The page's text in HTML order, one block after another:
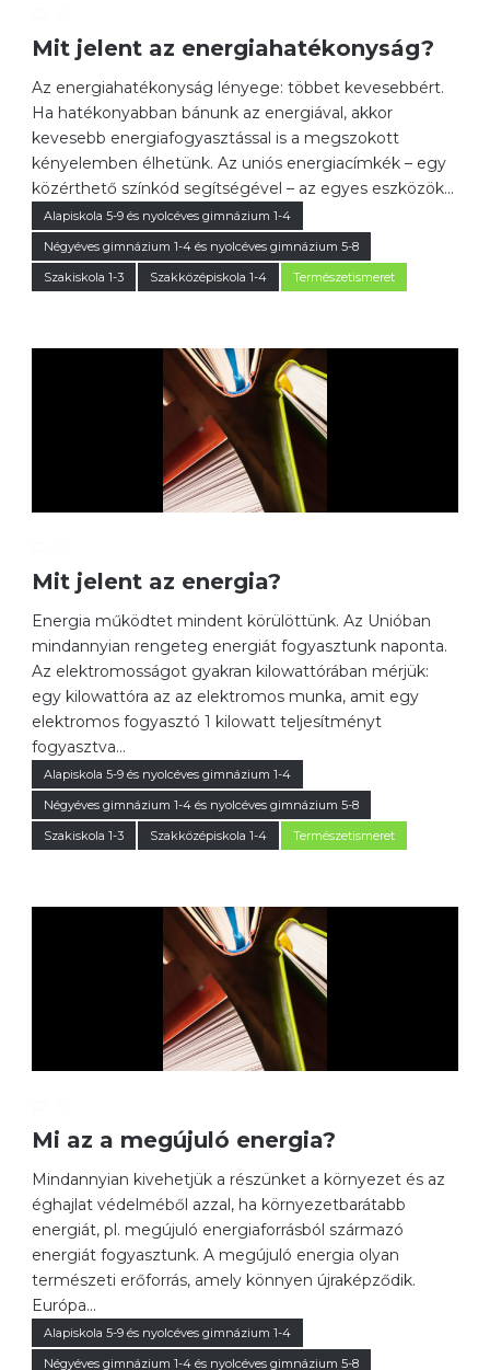
Mit jelent az energiahatékonyság?
Az energiahatékonyság lényege: többet kevesebbért.
Ha hatékonyabban bánunk az energiával, akkor
kevesebb energiafogyasztással is a megszokott
kényelemben élhetünk. Az uniós energiacímkék – egy
közérthető színkód segítségével – az egyes eszközök...
Alapiskola 5-9 és nyolcéves gimnázium 1-4
Négyéves gimnázium 1-4 és nyolcéves gimnázium 5-8
Szakiskola 1-3
Szakközépiskola 1-4 Természetismeret
Mit jelent az energia?
Energia működtet mindent körülöttünk. Az Unióban
mindannyian rengeteg energiát fogyasztunk naponta.
Az elektromosságot gyakran kilowattórában mérjük:
egy kilowattóra az az elektromos munka, amit egy
elektromos fogyasztó 1 kilowatt teljesítményt
fogyasztva...
Alapiskola 5-9 és nyolcéves gimnázium 1-4
Négyéves gimnázium 1-4 és nyolcéves gimnázium 5-8
Szakiskola 1-3
Szakközépiskola 1-4 Természetismeret
Mi az a megújuló energia?
Mindannyian kivehetjük a részünket a környezet és az
éghajlat védelméből azzal, ha környezetbarátabb
energiát, pl. megújuló energiaforrásból származó
energiát fogyasztunk. A megújuló energia olyan
természeti erőforrás, amely könnyen újraképződik.
Európa...
Alapiskola 5-9 és nyolcéves gimnázium 1-4
Négyéves gimnázium 1-4 és nyolcéves gimnázium 5-8